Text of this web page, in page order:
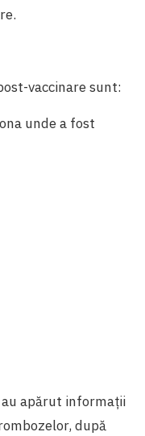
vaccinare sunt:
unde a fost
apărut informații
după